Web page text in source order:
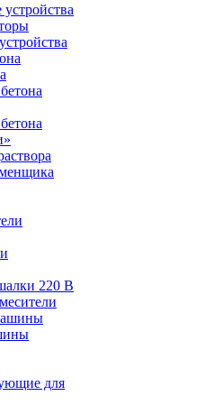
220 В
для